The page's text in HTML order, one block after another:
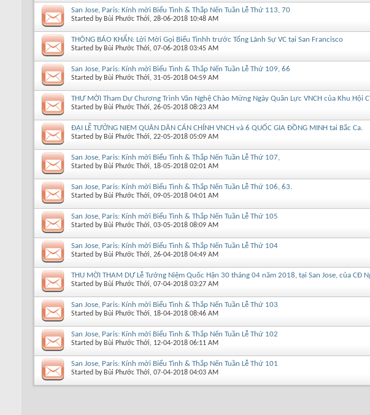
San Jose, Paris: Kính mời Biểu Tình & Thắp Nến Tuần Lễ Thứ 113, 70
Started by Bùi Phước Thới, 28-06-2018 10:48 AM
THÔNG BÁO KHẨN: Lời Mời Gọi Biểu Tìnhh trước Tổng Lãnh Sự VC tại San Francisco
Started by Bùi Phước Thới, 07-06-2018 03:45 AM
San Jose, Paris: Kính mời Biểu Tình & Thắp Nến Tuần Lễ Thứ 109, 66
Started by Bùi Phước Thới, 31-05-2018 04:59 AM
THƯ MỜI Tham Dự Chương Trình Văn Nghệ Chào Mừng Ngày Quân Lực VNCH của Khu Hội
Started by Bùi Phước Thới, 26-05-2018 08:23 AM
ĐẠI LỄ TƯỞNG NIỆM QUÂN DÂN CÁN CHÍNH VNCH và 6 QUỐC GIA ĐỒNG MINH tai Bắc Ca.
Started by Bùi Phước Thới, 22-05-2018 05:09 AM
San Jose, Paris: Kính mời Biểu Tình & Thắp Nến Tuần Lễ Thứ 107,
Started by Bùi Phước Thới, 18-05-2018 02:01 AM
San Jose, Paris: Kính mời Biểu Tình & Thắp Nến Tuần Lễ Thứ 106, 63.
Started by Bùi Phước Thới, 09-05-2018 04:01 AM
San Jose, Paris: Kính mời Biểu Tình & Thắp Nến Tuần Lễ Thứ 105
Started by Bùi Phước Thới, 03-05-2018 08:09 AM
San Jose, Paris: Kính mời Biểu Tình & Thắp Nến Tuần Lễ Thứ 104
Started by Bùi Phước Thới, 26-04-2018 04:49 AM
THU MỜI THAM DỰ Lễ Tưởng Niệm Quốc Hận 30 tháng 04 năm 2018, tại San Jose, của CĐ
Started by Bùi Phước Thới, 07-04-2018 03:27 AM
San Jose, Paris: Kính mời Biểu Tình & Thắp Nến Tuần Lễ Thứ 103
Started by Bùi Phước Thới, 18-04-2018 08:46 AM
San Jose, Paris: Kính mời Biểu Tình & Thắp Nến Tuần Lễ Thứ 102
Started by Bùi Phước Thới, 12-04-2018 06:11 AM
San Jose, Paris: Kính mời Biểu Tình & Thắp Nến Tuần Lễ Thứ 101
Started by Bùi Phước Thới, 07-04-2018 04:03 AM